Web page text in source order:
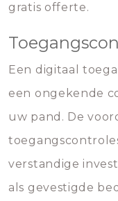
gratis offerte.
Een digitaal
een ongekende
uw pand. De
verstandige
als gevestigde